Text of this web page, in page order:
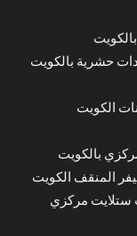
حشرية بالكويت
الكويت
بالكويت
المنقف الكويت
ستلايت مركزي